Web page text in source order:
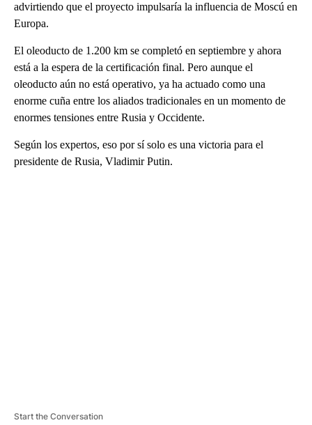
advirtiendo que el proyecto impulsaría la influencia de Moscú en
Europa.
El oleoducto de 1.200 km se completó en septiembre y ahora
está a la espera de la certificación final. Pero aunque el
oleoducto aún no está operativo, ya ha actuado como una
enorme cuña entre los aliados tradicionales en un momento de
enormes tensiones entre Rusia y Occidente.
Según los expertos, eso por sí solo es una victoria para el
presidente de Rusia, Vladimir Putin.
Start the Conversation